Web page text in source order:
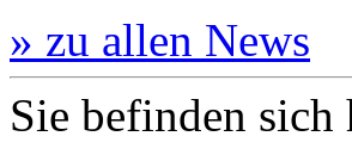
» zu allen News
Sie befinden sich